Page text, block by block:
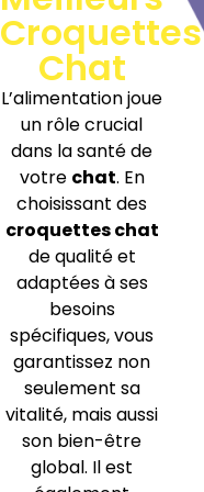
Croquettes
Chat
L’alimentation joue
un rôle crucial
dans la santé de
votre chat. En
choisissant des
croquettes chat
de qualité et
adaptées à ses
besoins
spécifiques, vous
garantissez non
seulement sa
vitalité, mais aussi
son bien-être
global. Il est